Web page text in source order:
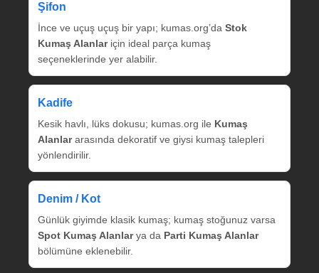
Şifon
İnce ve uçuş uçuş bir yapı; kumas.org’da Stok
Kumaş Alanlariçin ideal parça kumaş
seçeneklerinde yer alabilir.
Kadife
Kesik havlı, lüks dokusu; kumas.org ile Kumaş
Alanlararasında dekoratif ve giysi kumaş talepleri
yönlendirilir.
Denim / Kot
Günlük giyimde klasik kumaş; kumaş stoğunuz varsa
Spot Kumaş Alanlarya da Parti Kumaş Alanlar
bölümüne eklenebilir.